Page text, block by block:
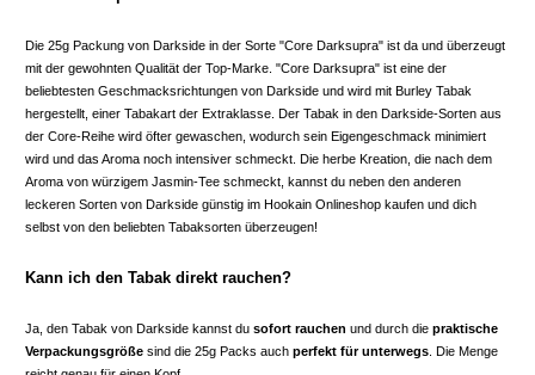
Die 25g Packung von Darkside in der Sorte "Core Darksupra" ist da und überzeugt
mit der gewohnten Qualität der Top-Marke. "Core Darksupra" ist eine der
beliebtesten Geschmacksrichtungen von Darkside und wird mit Burley Tabak
hergestellt, einer Tabakart der Extraklasse. Der Tabak in den Darkside-Sorten aus
der Core-Reihe wird öfter gewaschen, wodurch sein Eigengeschmack minimiert
wird und das Aroma noch intensiver schmeckt. Die herbe Kreation, die nach dem
Aroma von würzigem Jasmin-Tee schmeckt, kannst du neben den anderen
leckeren Sorten von Darkside günstig im Hookain Onlineshop kaufen und dich
selbst von den beliebten Tabaksorten überzeugen!
Kann ich den Tabak direkt rauchen?
Ja, den Tabak von Darkside kannst du sofort rauchen und durch die praktische
Verpackungsgröße sind die 25g Packs auch perfekt für unterwegs . Die Menge